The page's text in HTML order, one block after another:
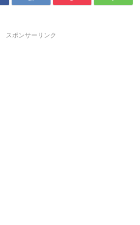
スポンサーリンク